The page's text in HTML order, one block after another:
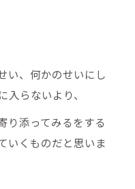
い、何かのせいにし
らないより、
り添ってみるをする
いくものだと思いま